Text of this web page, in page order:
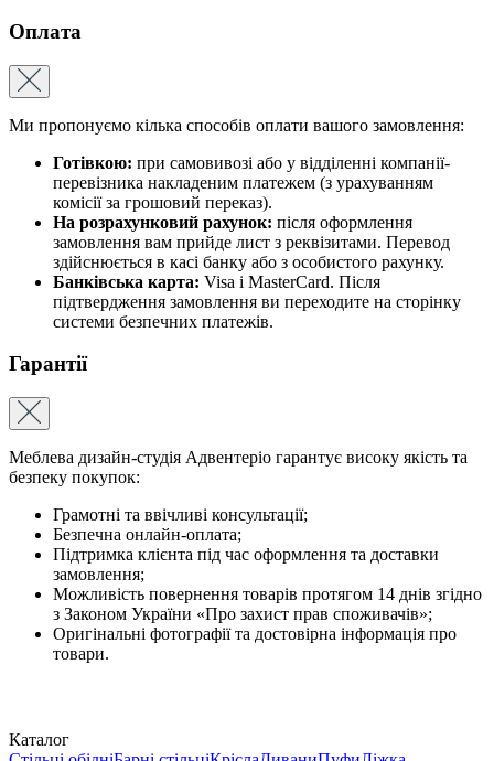
Оплата
Ми пропонуємо кілька способів оплати вашого замовлення:
Готівкою: при самовивозі або у відділенні компанії-
перевізника накладеним платежем (з урахуванням
комісії за грошовий переказ).
На розрахунковий рахунок: після оформлення
замовлення вам прийде лист з реквізитами. Перевод
здійснюється в касі банку або з особистого рахунку.
Банківська карта: Visa і MasterCard. Після
підтвердження замовлення ви переходите на сторінку
системи безпечних платежів.
Гарантії
Меблева дизайн-студія Адвентеріо гарантує високу якість та
безпеку покупок:
Грамотні та ввічливі консультації;
Безпечна онлайн-оплата;
Підтримка клієнта під час оформлення та доставки
замовлення;
Можливість повернення товарів протягом 14 днів згідно
з Законом України «Про захист прав споживачів»;
Оригінальні фотографії та достовірна інформація про
товари.
Каталог